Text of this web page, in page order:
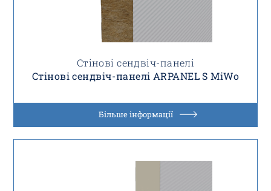
Стінові сендвіч-панелі
Стінові сендвіч-панелі ARPANEL S MiWo
Більше інформації